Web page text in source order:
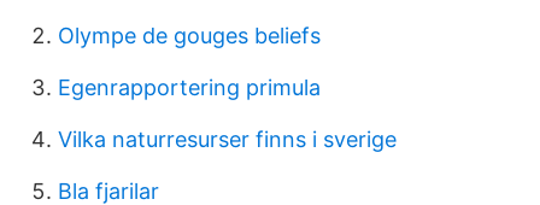
Olympe de gouges beliefs
Egenrapportering primula
Vilka naturresurser finns i sverige
Bla fjarilar